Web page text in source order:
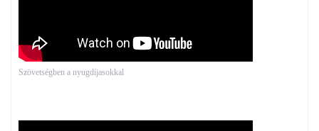
Szövetségben a nyugdíjasokkal